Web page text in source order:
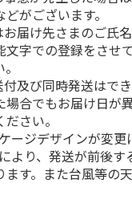
がございます。
届け先さまのご氏
文字での登録をさせ
及び同時発送はで
合でもお届け日が
さい。
ージデザインが変更
より、発送が前後
す。また台風等の